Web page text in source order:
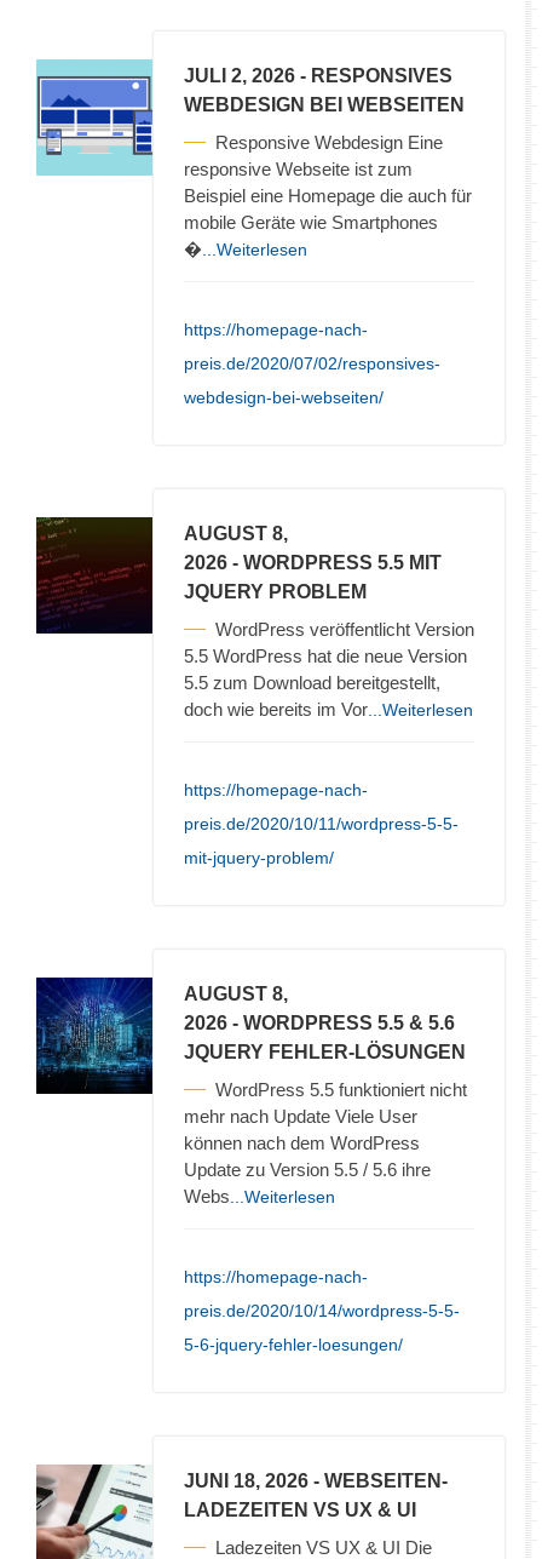
JULI 2, 2026 - RESPONSIVES
WEBDESIGN BEI WEBSEITEN
Responsive Webdesign Eine
responsive Webseite ist zum
Beispiel eine Homepage die auch für
mobile Geräte wie Smartphones
� ...Weiterlesen
https://homepage-nach-
preis.de/2020/07/02/responsives-
webdesign-bei-webseiten/
AUGUST 8,
2026 - WORDPRESS 5.5 MIT
JQUERY PROBLEM
WordPress veröffentlicht Version
5.5 WordPress hat die neue Version
5.5 zum Download bereitgestellt,
doch wie bereits im Vor ...Weiterlesen
https://homepage-nach-
preis.de/2020/10/11/wordpress-5-5-
mit-jquery-problem/
AUGUST 8,
2026 - WORDPRESS 5.5 & 5.6
JQUERY FEHLER-LÖSUNGEN
WordPress 5.5 funktioniert nicht
mehr nach Update Viele User
können nach dem WordPress
Update zu Version 5.5 / 5.6 ihre
Webs ...Weiterlesen
https://homepage-nach-
preis.de/2020/10/14/wordpress-5-5-
5-6-jquery-fehler-loesungen/
JUNI 18, 2026 - WEBSEITEN-
LADEZEITEN VS UX & UI
Ladezeiten VS UX & UI Die